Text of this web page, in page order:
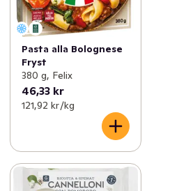
Pasta alla Bolognese
Fryst
380 g, Felix
46,33 kr
121,92 kr /kg